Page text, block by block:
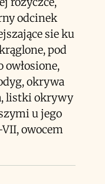
odcinek
sie ku
pod
owłosione,
okrywa
listki okrywy
u jego
owocem